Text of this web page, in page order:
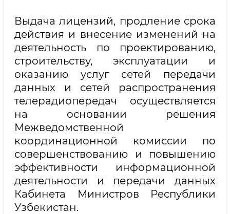
Выдача лицензий, продление срока
действия и внесение изменений на
деятельность по проектированию,
строительству, эксплуатации и
оказанию услуг сетей передачи
данных и сетей распространения
телерадиопередач осуществляется
на основании решения
Межведомственной
координационной комиссии по
совершенствованию и повышению
эффективности информационной
деятельности и передачи данных
Кабинета Министров Республики
Узбекистан.